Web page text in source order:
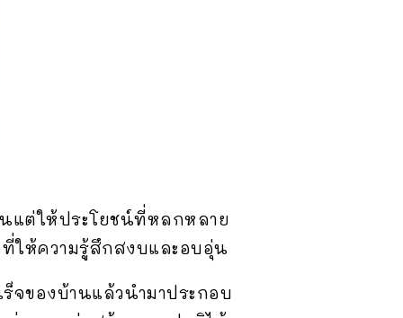
แต่ให้ประโยชน์ที่หลกหลาย
ให้ความรู้สึกสงบและอบอุ่น
จของบ้านแล้วนำมาประกอบ